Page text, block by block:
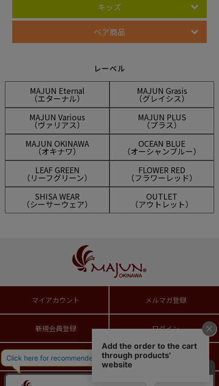
キッズ
ペア商品
レーベル
MAJUN Eternal
（エターナル）
MAJUN Grasis
（グレイシス）
MAJUN Various
（ヴァリアス）
MAJUN PLUS
（プラス）
MAJUN OKINAWA
（オキナワ）
OCEAN BLUE
（オーシャンブルー）
LEAF GREEN
（リーフグリーン）
FLOWER RED
（フラワーレッド）
SHISA WEAR
（シーサーウェア）
OUTLET
（アウトレット）
マイアカウント メルマガ登録
新規会員登録 ログイン
ショッピングガイド 送料とお支払い方法について